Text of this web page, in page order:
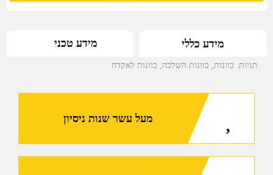
מידע כללי מידע טכני
תגיות: כוונות כוונות השלכה כוונות לאקדח
מעל עשר שנות ניסיון